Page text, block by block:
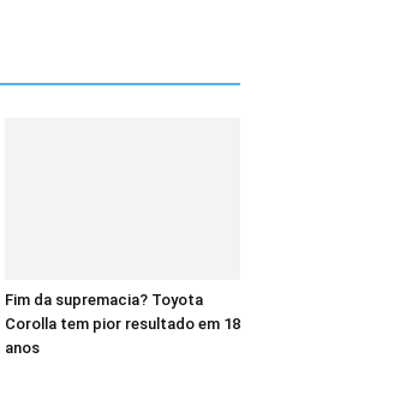
Fim da supremacia? Toyota
Corolla tem pior resultado em 18
anos